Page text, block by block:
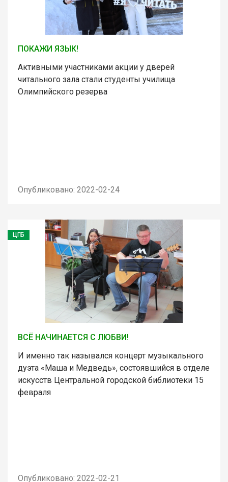
ПОКАЖИ ЯЗЫК!
Активными участниками акции у дверей
читального зала стали студенты училища
Олимпийского резерва
Опубликовано: 2022-02-24
ЦГБ
ВСЁ НАЧИНАЕТСЯ С ЛЮБВИ!
И именно так назывался концерт музыкального
дуэта «Маша и Медведь», состоявшийся в отделе
искусств Центральной городской библиотеки 15
февраля
Опубликовано: 2022-02-21